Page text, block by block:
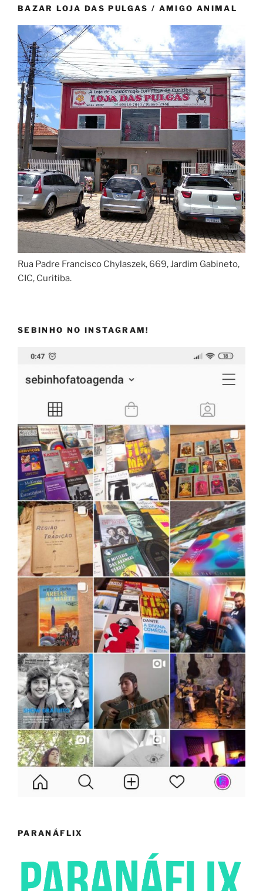
BAZAR LOJA DAS PULGAS / AMIGO ANIMAL
Rua Padre Francisco Chylaszek, 669, Jardim Gabineto,
CIC, Curitiba.
SEBINHO NO INSTAGRAM!
PARANÁFLIX